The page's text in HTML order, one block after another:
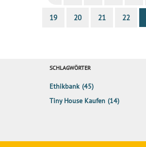
19 20 21 22
SCHLAGWÖRTER
Ethikbank (45)
Tiny House Kaufen (14)